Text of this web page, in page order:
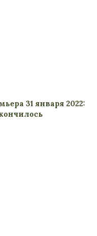
31 января 2022: